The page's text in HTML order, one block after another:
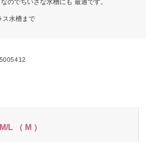
L （ M ）
のでちいさな水槽にも 最適です。
ス水槽まで